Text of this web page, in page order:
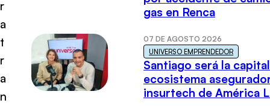
r
a
t
r
a
n
gas en Renca
07 DE AGOSTO 2026
UNIVERSO EMPRENDEDOR
Santiago será la
ecosistema
insurtech de América